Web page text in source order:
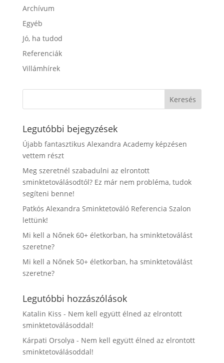
Archívum
Egyéb
Jó, ha tudod
Referenciák
Villámhírek
Legutóbbi bejegyzések
Újabb fantasztikus Alexandra Academy képzésen
vettem részt
Meg szeretnél szabadulni az elrontott
sminktetoválásodtól? Ez már nem probléma, tudok
segíteni benne!
Patkós Alexandra Sminktetováló Referencia Szalon
lettünk!
Mi kell a Nőnek 60+ életkorban, ha sminktetoválást
szeretne?
Mi kell a Nőnek 50+ életkorban, ha sminktetoválást
szeretne?
Legutóbbi hozzászólások
Katalin Kiss - Nem kell együtt élned az elrontott
sminktetoválásoddal!
Kárpati Orsolya - Nem kell együtt élned az elrontott
sminktetoválásoddal!